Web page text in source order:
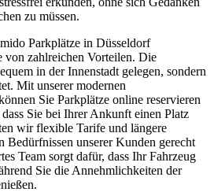
zu müssen.
Parkplätze in Düsseldorf
von zahlreichen Vorteilen. Die
in der Innenstadt gelegen, sondern
Mit unserer modernen
Sie Parkplätze online reservieren
Sie bei Ihrer Ankunft einen Platz
wir flexible Tarife und längere
Bedürfnissen unserer Kunden gerecht
Team sorgt dafür, dass Ihr Fahrzeug
Sie die Annehmlichkeiten der